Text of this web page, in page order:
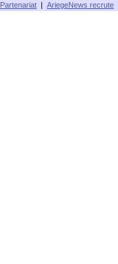
Partenariat | AriegeNews recrute